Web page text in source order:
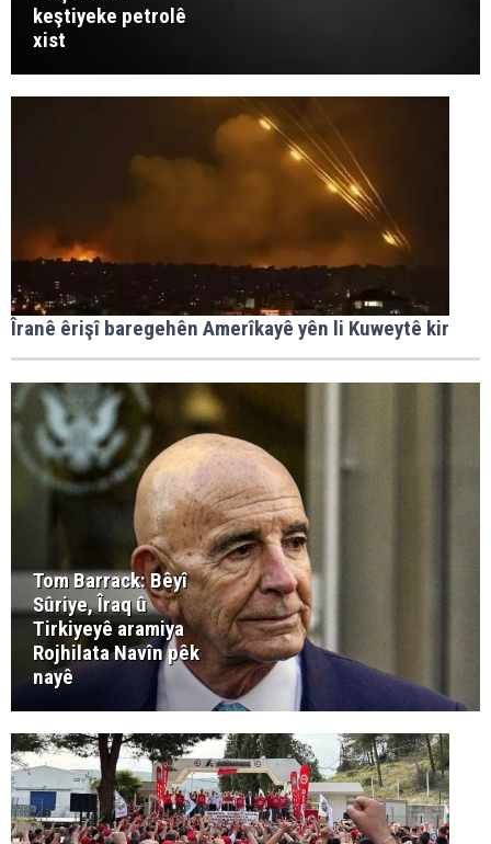
keştiyeke petrolê
xist
Îranê êrişî baregehên Amerîkayê yên li Kuweytê kir
Tom Barrack: Bêyî
Sûriye, Îraq û
Tirkiyeyê aramiya
Rojhilata Navîn pêk
nayê